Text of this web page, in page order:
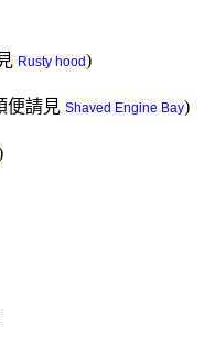
Rusty hood)
便請見 Shaved Engine Bay)